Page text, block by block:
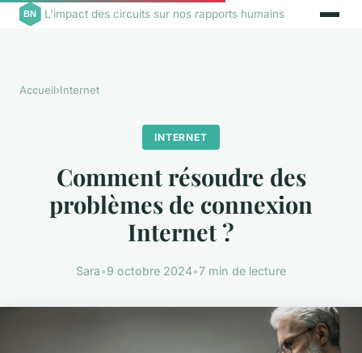
L'impact des circuits sur nos rapports humains
Accueil›Internet
INTERNET
Comment résoudre des
problèmes de connexion
Internet ?
Sara•9 octobre 2024•7 min de lecture